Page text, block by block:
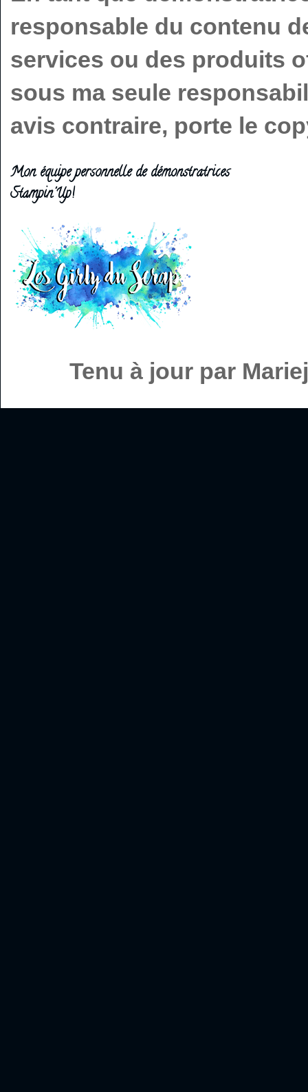
responsable du contenu
services ou des produits
sous ma seule
avis contraire, porte le
Mon équipe personnelle de démonstratrices
Stampin'Up!
Tenu à jour par